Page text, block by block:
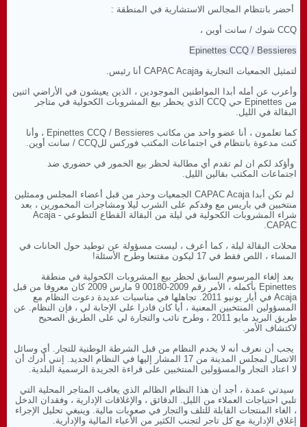
أحضر بانتظام المجالس الاستشارية في المنطقة :
CCQ شوك / سانت أوين ،
Epinettes CCQ / Bessieres
لتمثيل الجمعيات التجارية وCAPAC Acaja أنا رئيس.
وأعرب عن أمله أبدا المواطنين الموجودين ، الذين يعيشون في الأراضي اثنين
من Epinettes حي CCQ الذي يحظر بيع المشروبات الكحولية في متاجر
البقالة في الليل.
كما تعلمون ، أنا عضو واحد من مكاتب Epinettes CCQ / Bessieres ، وأنا
كنت مدعوة بانتظام في اجتماعات المكتب فوركس للCCQ / سانت أوين.
وأؤكد لكم ان لم تقدم أي مطالبة لحظر بيع الخمور في حضوري ضد
اجتماعات المكتب بقالين الليل.
لم تكن أبدا CAPAC Acaja الجمعيات وحذر من قبل أعضاء المجلس وممثلين
منتخبين في باريس مع وفدكم على الشرب ليلا ومشاجرات المخمورين ، بعد
شراء المشروبات الكحولية في ليلة من البقالة القطاع التطوعي Acaja -
CAPAC.
محلات البقالة ليلة ، كما أعرف ، ليست مسؤولة عن توطيد حول الحانات في
المساء ، اللص فقط في 17 ليكون مقتنعا وطرح الأسئلة!
بعد إلغاء المرسوم السابق لحظر بيع المشروبات الكحولية في منطقة
Epinettes بأكمله ، الأمر رقم 2009-00180 9 مارس 2009 كان معروفا من قبل
Acaja في أيار
يونيو 2011.
تجاهلها في مناسبات عديدة دعوت النظام مع
المسؤولين المنتخبين المعنية ، أيا كان قادرا على الإجابة لي ، فإن النظام. عن
طريق البريد مايو 2011 ، وطرح نائب والتجارة لي على الطريق الصحيح
لاكتشاف الأمر.
يجب أن نعرف أنه لا يخدم النظام من قبل الشرطة الوطنية للتجار. أي وسائل
الاتصال لمجلس المدينة من 17 المشار إليها في النظام الجديد.
إنني أدرك أن
لا اعتاد التجار والمسؤولين المنتخبين على قراءة الجريدة الرسمية البلدية.
سيدتي عمدة ، أجد أن هذا النظام الظالم الذي يعاقب المتاجر المحلية التي
تلبي احتياجات العملاء من الليل.
الدقائق ، والإغلاقات الإدارية ، وفقدان الدخل
، الغاء المنتجات القابلة للتلف والتجار في صعوبات مالية. وينبغي تحليل الإجراء
إغلاق الإدارية مع كل تاجر لتجنب الكثير من الأعباء المالية والإدارية.